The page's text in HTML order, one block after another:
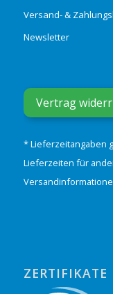
Versand- &
Newsletter
Vertrag
* Lieferzeitangaben
Lieferzeiten für
ZERTIFIKATE